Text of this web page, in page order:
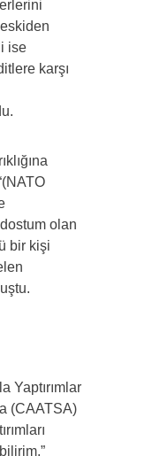
ise
karşı
olan
bir kişi
Yaptırımlar
(CAATSA)